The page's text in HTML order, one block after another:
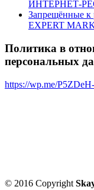
ИНТЕРНЕТ-
Запрещённые к
EXPERT
Политика в
персональных
https://wp.me/
© 2016 Copyright